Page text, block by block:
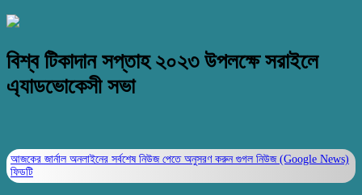
বিশ্ব টিকাদান সপ্তাহ ২০২৩ উপলক্ষে সরাইলে
এ্যাডভোকেসী সভা
আজকের জার্নাল অনলাইনের সর্বশেষ নিউজ পেতে অনুসরণ করুন গুগল নিউজ (Google News)
ফিডটি